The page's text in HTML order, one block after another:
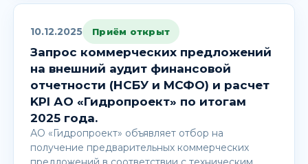
10.12.2025 Приём открыт
Запрос коммерческих предложений
на внешний аудит финансовой
отчетности (НСБУ и МСФО) и расчет
KPI АО «Гидропроект» по итогам
2025 года.
АО «Гидропроект» объявляет отбор на
получение предварительных коммерческих